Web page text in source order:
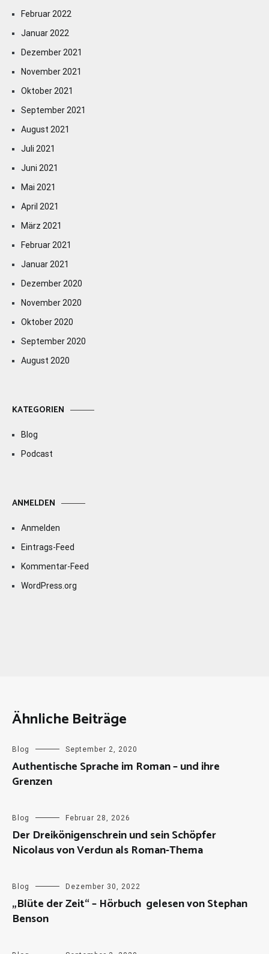
Februar 2022
Januar 2022
Dezember 2021
November 2021
Oktober 2021
September 2021
August 2021
Juli 2021
Juni 2021
Mai 2021
April 2021
März 2021
Februar 2021
Januar 2021
Dezember 2020
November 2020
Oktober 2020
September 2020
August 2020
KATEGORIEN
Blog
Podcast
ANMELDEN
Anmelden
Eintrags-Feed
Kommentar-Feed
WordPress.org
Ähnliche Beiträge
Blog September 2, 2020
Authentische Sprache im Roman – und ihre
Grenzen
Blog Februar 28, 2026
Der Dreikönigenschrein und sein Schöpfer
Nicolaus von Verdun als Roman-Thema
Blog Dezember 30, 2022
„Blüte der Zeit“ – Hörbuch gelesen von Stephan
Benson